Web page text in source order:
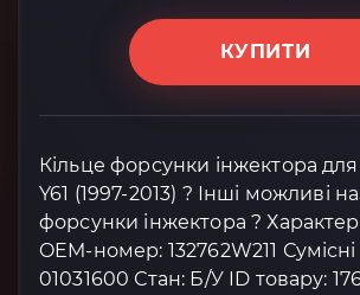
КУПИТИ
Кільце форсунки інжектора
Y61 (1997-2013) ? Інші можливі
форсунки інжектора ?
OEM-номер: 132762W211
01031600 Стан: Б/У ID товару: